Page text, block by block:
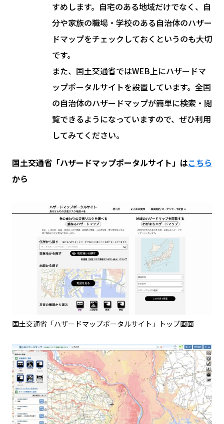
すめします。自宅のある地域だけでなく、自
分や家族の職場・学校のある自治体のハザー
ドマップをチェックしておくというのも大切
です。
また、国土交通省ではWEB上にハザードマ
ップポータルサイトを設置しています。全国
の自治体のハザードマップが簡単に検索・閲
覧できるようになっていますので、ぜひ利用
してみてください。
国土交通省「ハザードマップポータルサイト」はこちら
から
国土交通省「ハザードマップポータルサイト」トップ画面